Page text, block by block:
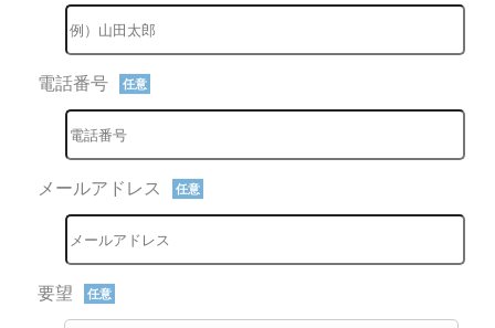
電話番号 任意
メールアドレス 任意
要望 任意